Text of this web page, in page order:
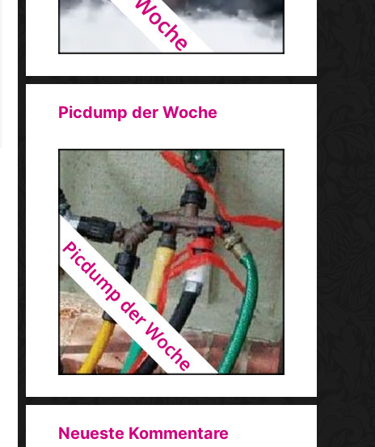
Picdump der Woche
Neueste Kommentare